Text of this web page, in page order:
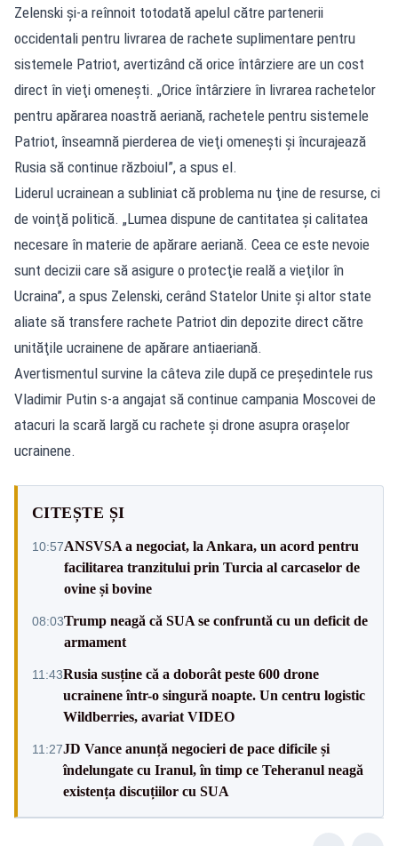
Zelenski şi-a reînnoit totodată apelul către partenerii
occidentali pentru livrarea de rachete suplimentare pentru
sistemele Patriot, avertizând că orice întârziere are un cost
direct în vieţi omeneşti. „Orice întârziere în livrarea rachetelor
pentru apărarea noastră aeriană, rachetele pentru sistemele
Patriot, înseamnă pierderea de vieţi omeneşti şi încurajează
Rusia să continue războiul”, a spus el.
Liderul ucrainean a subliniat că problema nu ţine de resurse, ci
de voinţă politică. „Lumea dispune de cantitatea şi calitatea
necesare în materie de apărare aeriană. Ceea ce este nevoie
sunt decizii care să asigure o protecţie reală a vieţilor în
Ucraina”, a spus Zelenski, cerând Statelor Unite şi altor state
aliate să transfere rachete Patriot din depozite direct către
unităţile ucrainene de apărare antiaeriană.
Avertismentul survine la câteva zile după ce preşedintele rus
Vladimir Putin s-a angajat să continue campania Moscovei de
atacuri la scară largă cu rachete şi drone asupra oraşelor
ucrainene.
CITEȘTE ȘI
10:57ANSVSA a negociat, la Ankara, un acord pentru
facilitarea tranzitului prin Turcia al carcaselor de
ovine și bovine
08:03Trump neagă că SUA se confruntă cu un deficit de
armament
11:43Rusia susține că a doborât peste 600 drone
ucrainene într-o singură noapte. Un centru logistic
Wildberries, avariat VIDEO
11:27JD Vance anunță negocieri de pace dificile și
îndelungate cu Iranul, în timp ce Teheranul neagă
existența discuțiilor cu SUA